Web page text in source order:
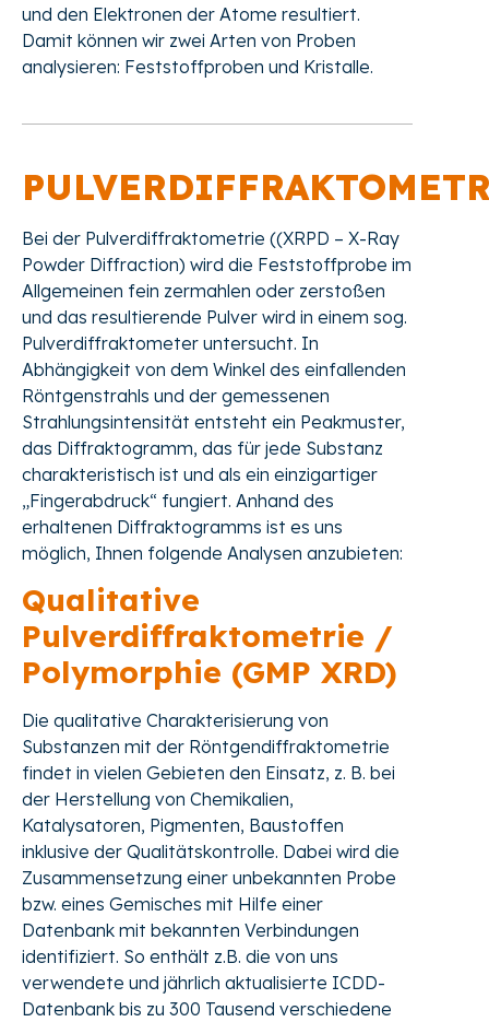
und den Elektronen der Atome resultiert.
Damit können wir zwei Arten von Proben
analysieren: Feststoffproben und Kristalle.
Bei der Pulverdiffraktometrie ((XRPD – X-Ray
Powder Diffraction) wird die Feststoffprobe im
Allgemeinen fein zermahlen oder zerstoßen
und das resultierende Pulver wird in einem sog.
Pulverdiffraktometer untersucht. In
Abhängigkeit von dem Winkel des einfallenden
Röntgenstrahls und der gemessenen
Strahlungsintensität entsteht ein Peakmuster,
das Diffraktogramm, das für jede Substanz
charakteristisch ist und als ein einzigartiger
„Fingerabdruck“ fungiert. Anhand des
erhaltenen Diffraktogramms ist es uns
möglich, Ihnen folgende Analysen anzubieten:
Qualitative
Pulverdiffraktometrie /
Polymorphie (GMP XRD)
Die qualitative Charakterisierung von
Substanzen mit der Röntgendiffraktometrie
findet in vielen Gebieten den Einsatz, z. B. bei
der Herstellung von Chemikalien,
Katalysatoren, Pigmenten, Baustoffen
inklusive der Qualitätskontrolle. Dabei wird die
Zusammensetzung einer unbekannten Probe
bzw. eines Gemisches mit Hilfe einer
Datenbank mit bekannten Verbindungen
identifiziert. So enthält z.B. die von uns
verwendete und jährlich aktualisierte ICDD-
Datenbank bis zu 300 Tausend verschiedene